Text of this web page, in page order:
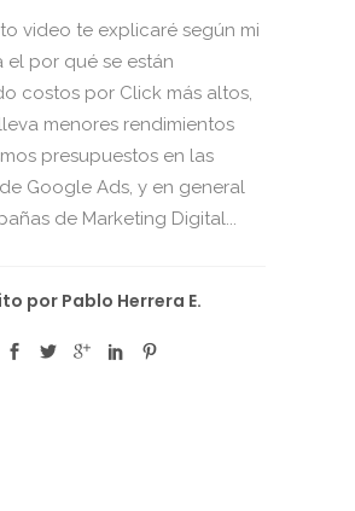
video te explicaré según mi
el por qué se están
costos por Click más altos,
menores rendimientos
presupuestos en las
Google Ads, y en general
de Marketing Digital...
por Pablo Herrera E.